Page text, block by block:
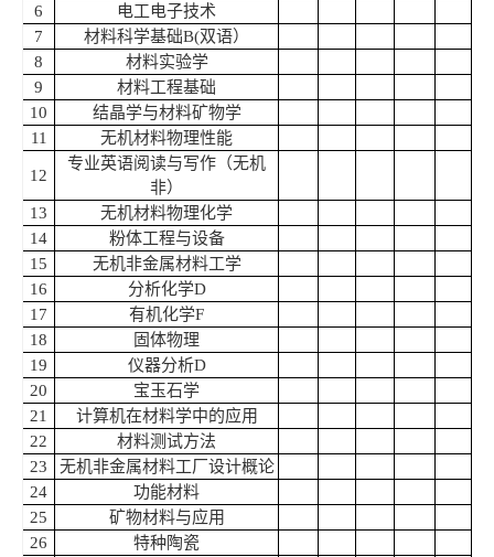
6
电工电子技术
7
材料科学基础B(双语）
8
材料实验学
9
材料工程基础
10
结晶学与材料矿物学
11
无机材料物理性能
12
专业英语阅读与写作（无机
非）
13
无机材料物理化学
14
粉体工程与设备
15
无机非金属材料工学
16
分析化学D
17
有机化学F
18
固体物理
19
仪器分析D
20
宝玉石学
21
计算机在材料学中的应用
22
材料测试方法
23
无机非金属材料工厂设计概论
24
功能材料
25
矿物材料与应用
26
特种陶瓷